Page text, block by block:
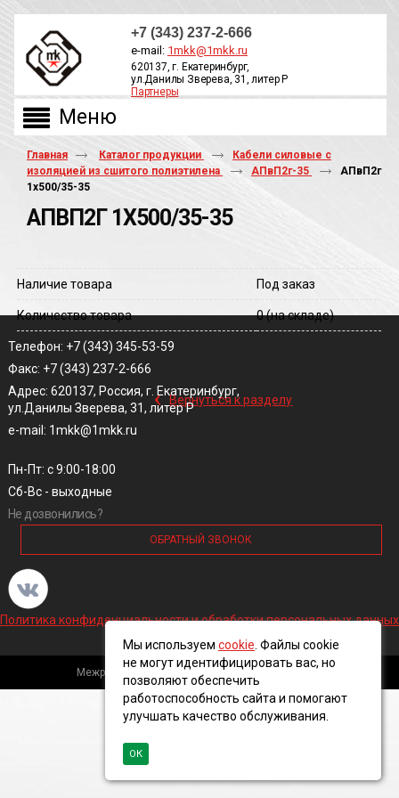
+7 (343) 237-2-666
e-mail: 1mkk@1mkk.ru
620137, г. Екатеринбург,
ул.Данилы Зверева, 31, литер Р
Партнеры
Главная Каталог продукции
Кабели силовые с
изоляцией из сшитого полиэтилена
АПвП2г-35
АПвП2г
1х500/35-35
АПВП2Г 1Х500/35-35
Наличие товара Под заказ
Количество товара 0(на складе)
‹ Вернуться к разделу
Телефон: +7 (343) 345-53-59
Факс: +7 (343) 237-2-666
Адрес: 620137, Россия, г. Екатеринбург,
ул.Данилы Зверева, 31, литер Р
e-mail: 1mkk@1mkk.ru
Пн-Пт: с 9:00-18:00
Сб-Вс - выходные
Не дозвонились?
ОБРАТНЫЙ ЗВОНОК
Политика конфиденциальности и обработки персональных данных
Межрегиональная кабельная компания, 2016 ©
Мы используем cookie . Файлы cookie
не могут идентифицировать вас, но
позволяют обеспечить
работоспособность сайта и помогают
улучшать качество обслуживания.
ОК